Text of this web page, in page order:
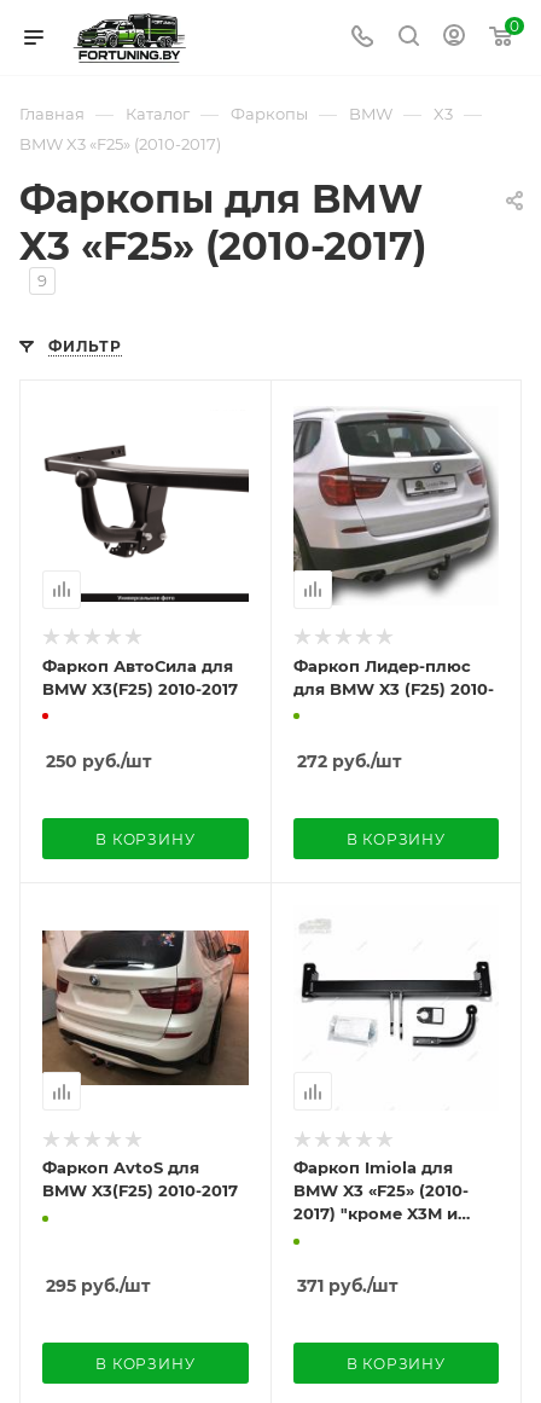
0
Главная — Каталог — Фаркопы — BMW — X3 —
BMW X3 «F25» (2010-2017)
Фаркопы для BMW
X3 «F25» (2010-2017)
9
ФИЛЬТР
Фаркоп АвтоСила для
BMW X3(F25) 2010-2017
250 руб./шт
В КОРЗИНУ
Фаркоп Лидер-плюс
для BMW X3 (F25) 2010-
272руб./шт
В КОРЗИНУ
Фаркоп AvtoS для
BMW X3(F25) 2010-2017
295 руб./шт
В КОРЗИНУ
Фаркоп Imiola для
BMW X3 «F25» (2010-
2017) "кроме X3M и
моделей с М-пакетом"
371руб./шт
В КОРЗИНУ